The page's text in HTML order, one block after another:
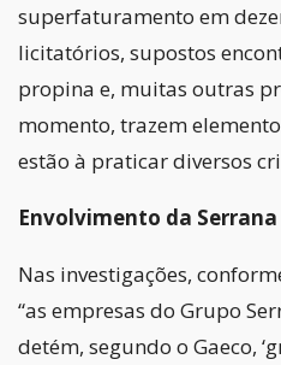
superfaturamento em
licitatórios, supostos
propina e, muitas outras
momento, trazem
estão à praticar diversos
Envolvimento da Serrana
Nas investigações,
“as empresas do Grupo
detém, segundo o Gaeco,